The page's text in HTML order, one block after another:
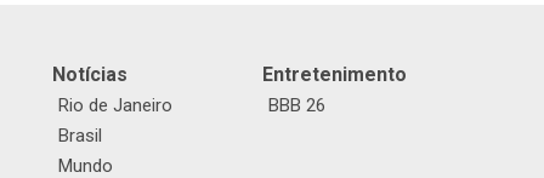
Notícias
Rio de Janeiro
Brasil
Mundo
Entretenimento
BBB 26